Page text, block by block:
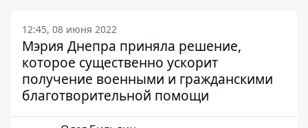
12:45, 08 июня 2022
Мэрия Днепра приняла решение,
которое существенно ускорит
получение военными и гражданскими
благотворительной помощи